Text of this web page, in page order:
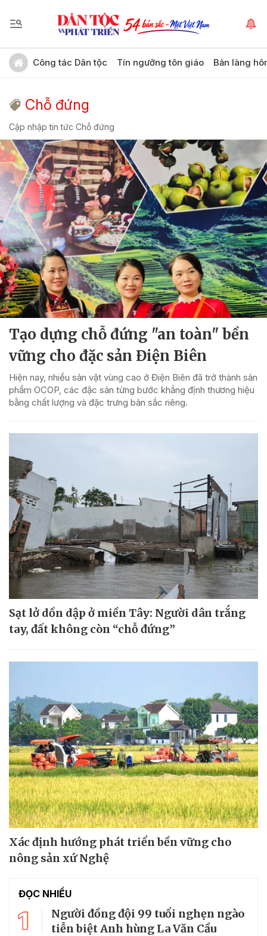
Công tác Dân tộc Tín ngưỡng tôn giáo Bản làng
Chỗ đứng
Cập nhập tin tức Chỗ đứng
Tạo dựng chỗ đứng "an toàn" bền
vững cho đặc sản Điện Biên
Hiện nay, nhiều sản vật vùng cao ở Điện Biên đã trở thành sản
phẩm OCOP, các đặc sản từng bước khẳng định thương hiệu
bằng chất lượng và đặc trưng bản sắc riêng.
Sạt lở dồn dập ở miền Tây: Người dân trắng
tay, đất không còn “chỗ đứng”
Xác định hướng phát triển bền vững cho
nông sản xứ Nghệ
ĐỌC NHIỀU
1
Người đồng đội 99 tuổi nghẹn ngào
tiễn biệt Anh hùng La Văn Cầu